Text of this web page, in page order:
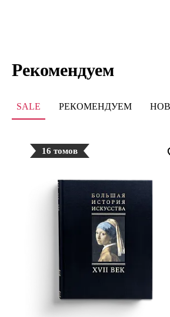
Рекомендуем
SALE РЕКОМЕНДУЕМ
16 томов